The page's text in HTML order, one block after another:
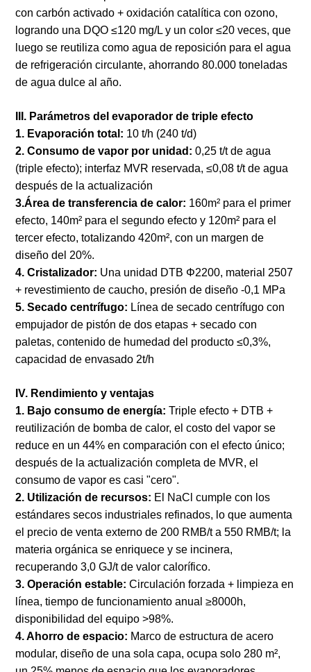
con carbón activado + oxidación catalítica con ozono,
logrando una DQO ≤120 mg/L y un color ≤20 veces, que
luego se reutiliza como agua de reposición para el agua
de refrigeración circulante, ahorrando 80.000 toneladas
de agua dulce al año.
III. Parámetros del evaporador de triple efecto
1. Evaporación total: 10 t/h (240 t/d)
2. Consumo de vapor por unidad: 0,25 t/t de agua
(triple efecto); interfaz MVR reservada, ≤0,08 t/t de agua
después de la actualización
3.Área de transferencia de calor: 160m² para el primer
efecto, 140m² para el segundo efecto y 120m² para el
tercer efecto, totalizando 420m², con un margen de
diseño del 20%.
4. Cristalizador: Una unidad DTB Φ2200, material 2507
+ revestimiento de caucho, presión de diseño -0,1 MPa
5. Secado centrífugo: Línea de secado centrífugo con
empujador de pistón de dos etapas + secado con
paletas, contenido de humedad del producto ≤0,3%,
capacidad de envasado 2t/h
IV. Rendimiento y ventajas
1. Bajo consumo de energía: Triple efecto + DTB +
reutilización de bomba de calor, el costo del vapor se
reduce en un 44% en comparación con el efecto único;
después de la actualización completa de MVR, el
consumo de vapor es casi "cero".
2. Utilización de recursos: El NaCl cumple con los
estándares secos industriales refinados, lo que aumenta
el precio de venta externo de 200 RMB/t a 550 RMB/t; la
materia orgánica se enriquece y se incinera,
recuperando 3,0 GJ/t de valor calorífico.
3. Operación estable: Circulación forzada + limpieza en
línea, tiempo de funcionamiento anual ≥8000h,
disponibilidad del equipo >98%.
4. Ahorro de espacio: Marco de estructura de acero
modular, diseño de una sola capa, ocupa solo 280 m²,